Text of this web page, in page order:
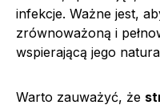
infekcje. Ważne jest,
zrównoważoną i
wspierającą jego
Warto zauważyć, że